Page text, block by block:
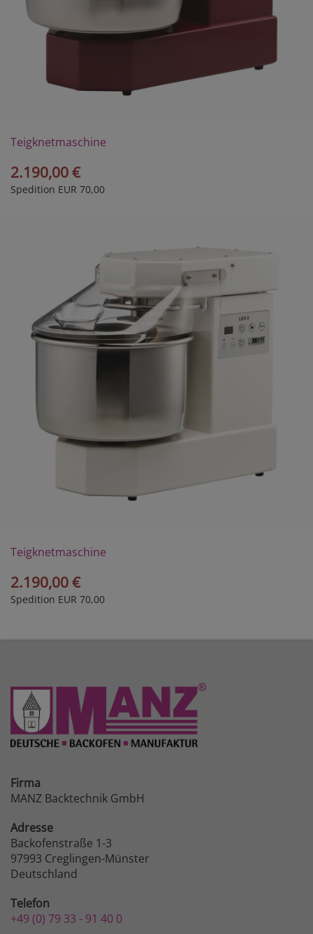
Teigknetmaschine
2.190,00 €
Spedition EUR 70,00
Teigknetmaschine
2.190,00 €
Spedition EUR 70,00
Firma
MANZ Backtechnik GmbH
Adresse
Backofenstraße 1-3
97993 Creglingen-Münster
Deutschland
Telefon
+49 (0) 79 33 - 91 40 0